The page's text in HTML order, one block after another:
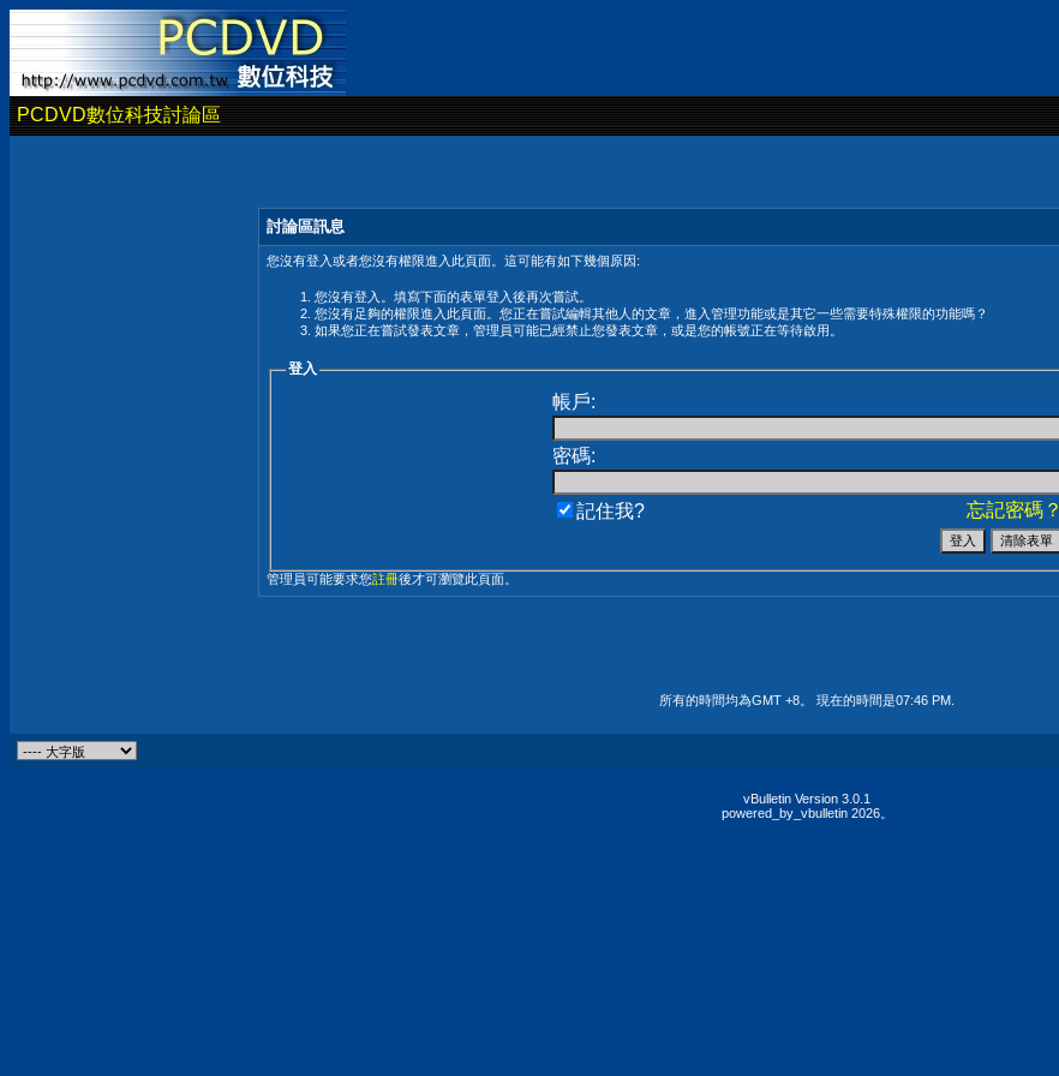
PCDVD數位科技討論區
討論區訊息
您沒有登入或者您沒有權限進入此頁面。這可能有如下幾個原因:
您沒有登入。填寫下面的表單登入後再次嘗試。
您沒有足夠的權限進入此頁面。您正在嘗試編輯其他人的文章，進入管理功能或是其它一些需要特殊權限的功能嗎？
如果您正在嘗試發表文章，管理員可能已經禁止您發表文章，或是您的帳號正在等待啟用。
登入
帳戶:
密碼:
忘記密碼？
記住我?
管理員可能要求您註冊後才可瀏覽此頁面。
所有的時間均為GMT +8。 現在的時間是07:46 PM
vBulletin Version 3.0.1
powered_by_vbulletin 2026。